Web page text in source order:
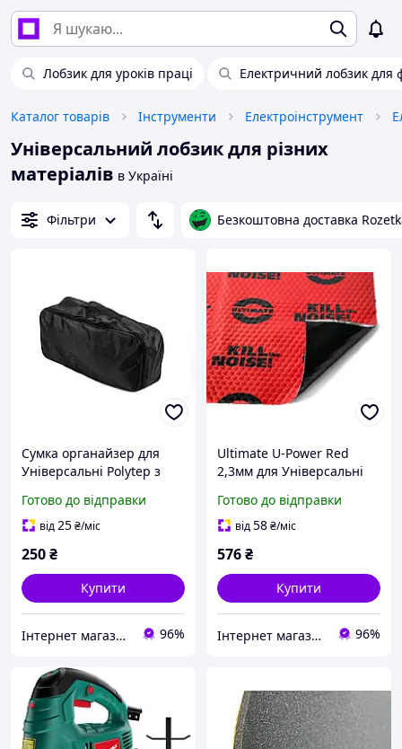
Лобзик для уроків праці Електричний лобзик для
Каталог товарів Інструменти Електроінструмент
Універсальний лобзик для різних
матеріалів в Україні
Фільтри Безкоштовна доставка
Сумка органайзер для
Універсальні Polytep з
(20x13x45)
Готово до відправки
від25₴/міс
250₴
Купити
Інтернет магазин Рейлінгів, обвісів, аксесуарів 96%
Ultimate U-Power Red
2,3мм для Універсальні
Готово до відправки
від58₴/міс
576₴
Купити
Інтернет магазин Рейлінгів, обвісів, аксесуарів 96%